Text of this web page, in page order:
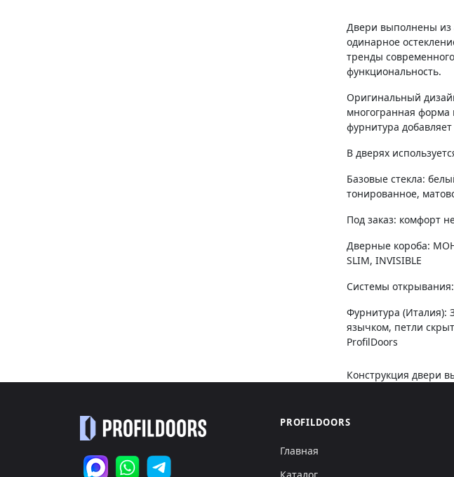
Двери выполнены
одинарное
тренды
функциональность.
Оригинальный
многогранная форма
фурнитура
В дверях
Базовые стекла:
тонированное,
Под заказ: комфорт
Дверные короба:
SLIM, INVISIBLE
Системы
Фурнитура (Италия):
язычком, петли
ProfilDoors
Конструкция двери
PROFILDOORS
Главная